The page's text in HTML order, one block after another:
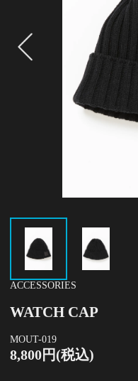
ACCESSORIES
WATCH CAP
MOUT-019
8,800円(税込)